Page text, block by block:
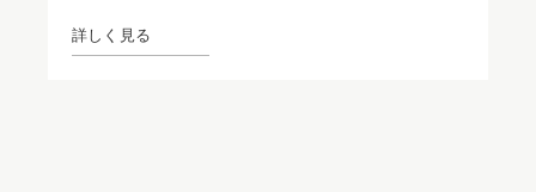
詳しく見る